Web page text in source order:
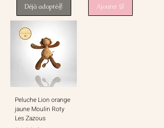
Déjà adopté✌️ Ajouter 🛒
Peluche Lion orange
jaune Moulin Roty
Les Zazous